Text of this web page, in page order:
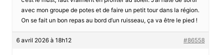
avec mon groupe de potes et de faire un petit tour dans la région.
On se fait un bon repas au bord d’un ruisseau, ça va être le pied !
6 avril 2026 à 18h12 #86558